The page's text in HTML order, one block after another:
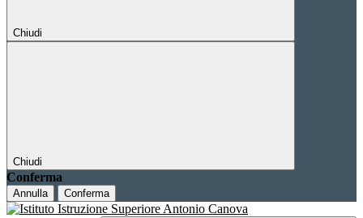
Chiudi
Chiudi
Conferma
Annulla Conferma